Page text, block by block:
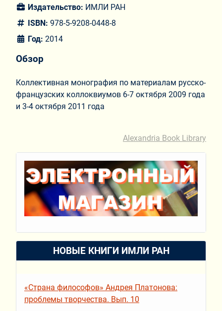
Издательство: ИМЛИ РАН
ISBN: 978-5-9208-0448-8
Год: 2014
Обзор
Коллективная монография по ма­териалам русско-
французских коллоквиумов 6-7 октября 2009 года
и 3-4 октября 2011 года
Alexandria Book Library
НОВЫЕ КНИГИ ИМЛИ РАН
«Страна философов» Андрея Платонова:
проблемы творчества. Вып. 10